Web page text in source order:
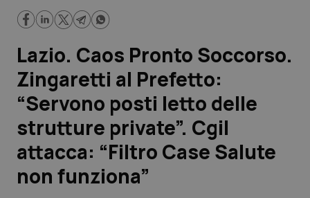
Lavoro e Professioni
Scienza e Farmaci
Studi e Analisi
Lettere al direttore
Edizioni Regionali
Lazio. Caos Pronto Soccorso.
Zingaretti al Prefetto:
“Servono posti letto delle
strutture private”. Cgil
attacca: “Filtro Case Salute
non funziona”